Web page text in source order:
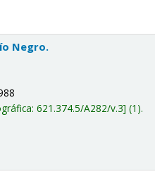
Negro.
621.374.5/A282/v.3 (1).